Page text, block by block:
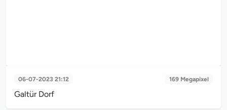
06-07-2023 21:12 169 Megapixel
Galtür Dorf